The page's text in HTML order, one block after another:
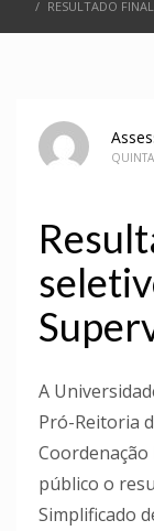
RESULTADO
A
Pró-Reitoria
público o
Simplificado